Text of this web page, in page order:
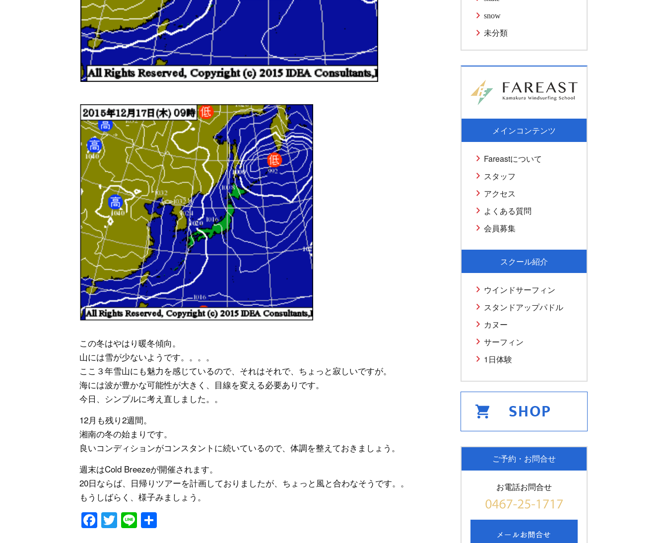
この冬はやはり暖冬傾向。
山には雪が少ないようです。。。。
ここ３年雪山にも魅力を感じているので、それはそれで、ちょっと寂しいですが。
海には波が豊かな可能性が大きく、目線を変える必要ありです。
今日、シンプルに考え直しました。。
12月も残り2週間。
湘南の冬の始まりです。
良いコンディションがコンスタントに続いているので、体調を整えておきましょう。
週末はCold Breezeが開催されます。
20日ならば、日帰りツアーを計画しておりましたが、ちょっと風と合わなそうです。。
もうしばらく、様子みましょう。
Facebook
Twitter
Line
snow
未分類
メインコンテンツ
Fareastについて
スタッフ
アクセス
よくある質問
会員募集
スクール紹介
ウインドサーフィン
スタンドアップパドル
カヌー
サーフィン
1日体験
ご予約・お問合せ
お電話お問合せ